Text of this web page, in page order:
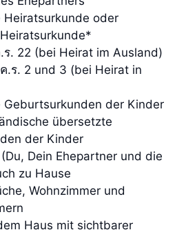
Heiratsurkunde oder
ร. 22 (bei Heirat im Ausland)
.ร. 2 und 3 (bei Heirat in
Geburtsurkunden der Kinder
übersetzte
der Kinder
Dein Ehepartner und die
zu Hause
Wohnzimmer und
Haus mit sichtbarer